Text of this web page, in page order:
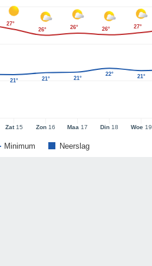
Minimum Neerslag
Zat15 Zon 16 Maa 17 Din 18 Woe19
27°
26°
26° 26° 27°
21° 21° 21°
22° 21°